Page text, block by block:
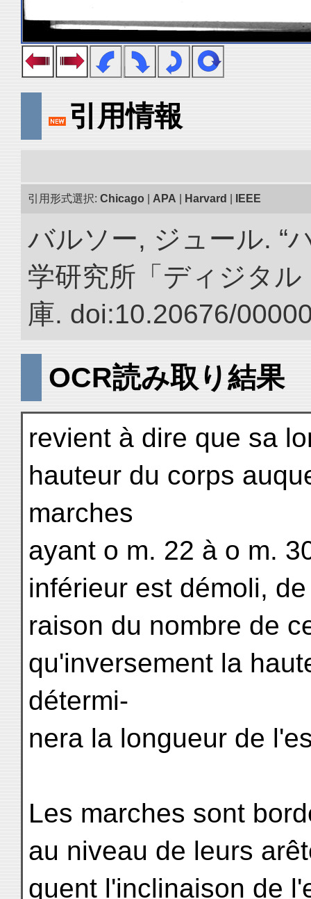
引用情報
引用形式選択: Chicago APA Harvard IEEE
バルソー, ジュール. “
学研究所「ディジタ
庫. doi:10.20676/
OCR読み取り結果
revient à dire que sa
hauteur du corps
marches
ayant o m. 22 à o m.
inférieur est démoli,
raison du nombre de
qu'inversement la
détermi-
nera la longueur de
Les marches sont
au niveau de leurs
quent l'inclinaison de